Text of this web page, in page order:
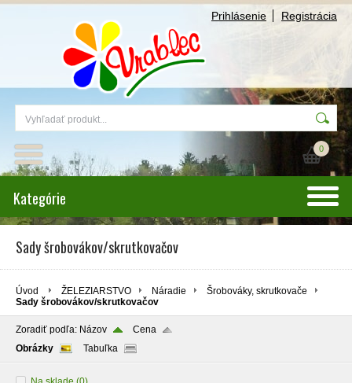
Prihlásenie Registrácia
0
Kategórie
Sady šrobovákov/skrutkovačov
Úvod ŽELEZIARSTVO Náradie
Šrobováky, skrutkovače
Sady šrobovákov/skrutkovačov
Zoradiť podľa: Názov
Cena
Obrázky
Tabuľka